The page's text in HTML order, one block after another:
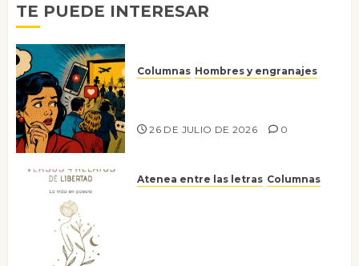
TE PUEDE INTERESAR
Columnas Hombres y engranajes
26 DE JULIO DE 2026 0
Atenea entre las letras Columnas